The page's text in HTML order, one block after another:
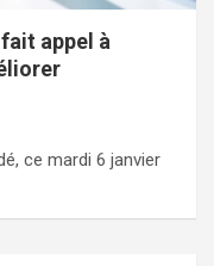
appel à
ce mardi 6 janvier